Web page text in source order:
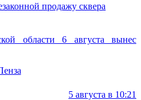
продажу сквера
области 6 августа вынес
5 августа в 10:21